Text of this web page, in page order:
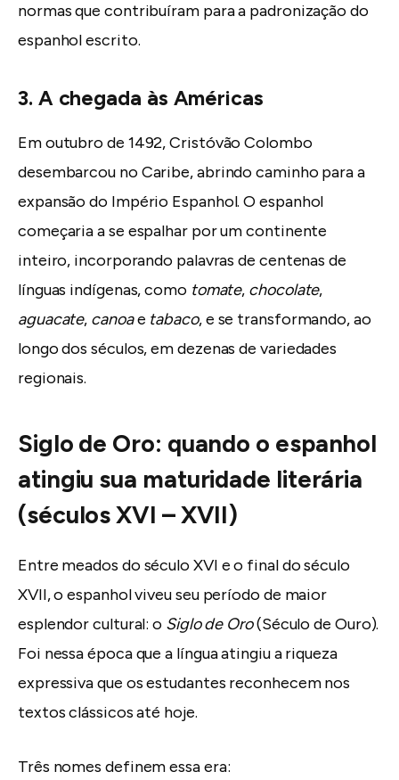
normas que contribuíram para a padronização do
espanhol escrito.
3. A chegada às Américas
Em outubro de 1492, Cristóvão Colombo
desembarcou no Caribe, abrindo caminho para a
expansão do Império Espanhol. O espanhol
começaria a se espalhar por um continente
inteiro, incorporando palavras de centenas de
línguas indígenas, como tomate, chocolate,
aguacate, canoae tabaco, e se transformando, ao
longo dos séculos, em dezenas de variedades
regionais.
Siglo de Oro: quando o espanhol
atingiu sua maturidade literária
(séculos XVI – XVII)
Entre meados do século XVI e o final do século
XVII, o espanhol viveu seu período de maior
esplendor cultural: o Siglo de Oro(Século de Ouro).
Foi nessa época que a língua atingiu a riqueza
expressiva que os estudantes reconhecem nos
textos clássicos até hoje.
Três nomes definem essa era: